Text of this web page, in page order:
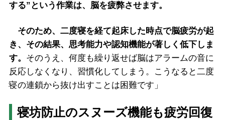
する”という作業は、脳を疲弊させます。
そのため、二度寝を経て起床した時点で脳疲労が起
き、その結果、思考能力や認知機能が著しく低下しま
す。 そのうえ、何度も繰り返せば脳はアラームの音に
反応しなくなり、習慣化してしまう。こうなると二度
寝の連鎖から抜け出すことは困難です」
寝坊防止のスヌーズ機能も疲労回復